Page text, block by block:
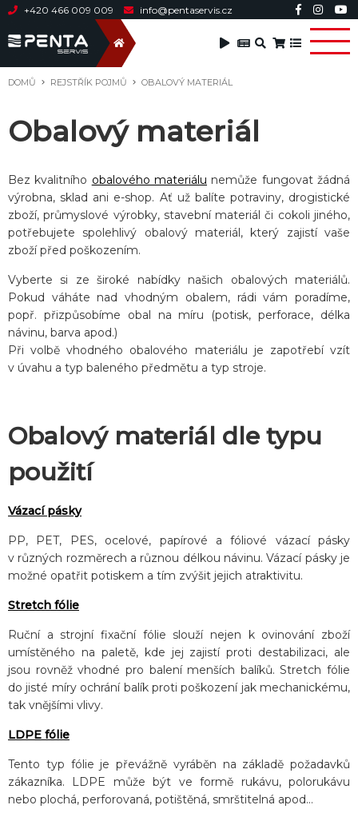
+420 466 009 009 info@pentaservis.cz
DOMŮ REJSTŘÍK POJMŮ OBALOVÝ MATERIÁL
Obalový materiál
Bez kvalitního obalového materiálu nemůže fungovat žádná
výrobna, sklad ani e-shop. Ať už balíte potraviny, drogistické
zboží, průmyslové výrobky, stavební materiál či cokoli jiného,
potřebujete spolehlivý obalový materiál, který zajistí vaše
zboží před poškozením.
Vyberte si ze široké nabídky našich obalových materiálů.
Pokud váháte nad vhodným obalem, rádi vám poradíme,
popř. přizpůsobíme obal na míru (potisk, perforace, délka
návinu, barva apod.)
Při volbě vhodného obalového materiálu je zapotřebí vzít
v úvahu a typ baleného předmětu a typ stroje.
Obalový materiál dle typu
použití
Vázací pásky
PP, PET, PES, ocelové, papírové a fóliové vázací pásky
v různých rozměrech a různou délkou návinu. Vázací pásky je
možné opatřit potiskem a tím zvýšit jejich atraktivitu.
Stretch fólie
Ruční a strojní fixační fólie slouží nejen k ovinování zboží
umístěného na paletě, kde jej zajistí proti destabilizaci, ale
jsou rovněž vhodné pro balení menších balíků. Stretch fólie
do jisté míry ochrání balík proti poškození jak mechanickému,
tak vnějšími vlivy.
LDPE fólie
Tento typ fólie je převážně vyráběn na základě požadavků
zákazníka. LDPE může být ve formě rukávu, polorukávu
nebo plochá, perforovaná, potištěná, smrštitelná apod…